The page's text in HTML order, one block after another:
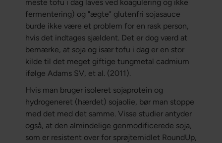
meste tofu i dag laves ved koagulering og ikke
fermentering) og "ægte" glutenfri sojasauce
burde ikke være et problem for en rask person,
hvis det indtages sjældent. Det er dog værd at
bemærke, at soja og især tofu i dag er en stor
kilde til det meget giftige tungmetal cadmium
ifølge Adams SV, et al. (2011).
Hvis man bruger isoleret sojaprotein og
hydrogeneret (hærdet) sojaolie, bør man stoppe
med det med det samme. Visse studier antyder
også, at den almindelige genmodificerede soja,
som er resistent over for sprøjtemidlet RoundUp,